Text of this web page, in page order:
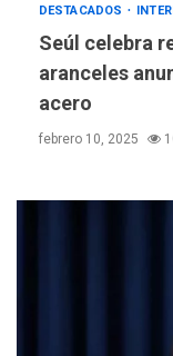
DESTACADOS
Seúl celebra
aranceles
acero
febrero 10, 2025